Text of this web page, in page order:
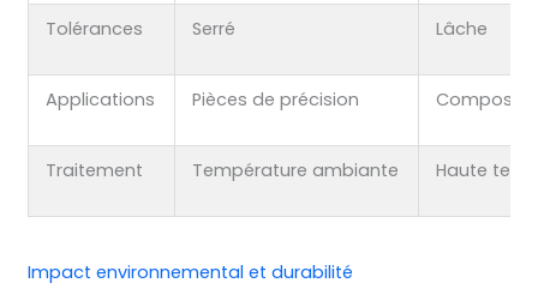
Tolérances Serré Lâche
Applications Pièces de précision
Traitement Température ambiante Haute
Impact environnemental et durabilité